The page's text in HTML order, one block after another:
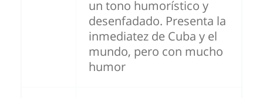
un tono humorístico y
desenfadado. Presenta la
inmediatez de Cuba y el
mundo, pero con mucho
humor